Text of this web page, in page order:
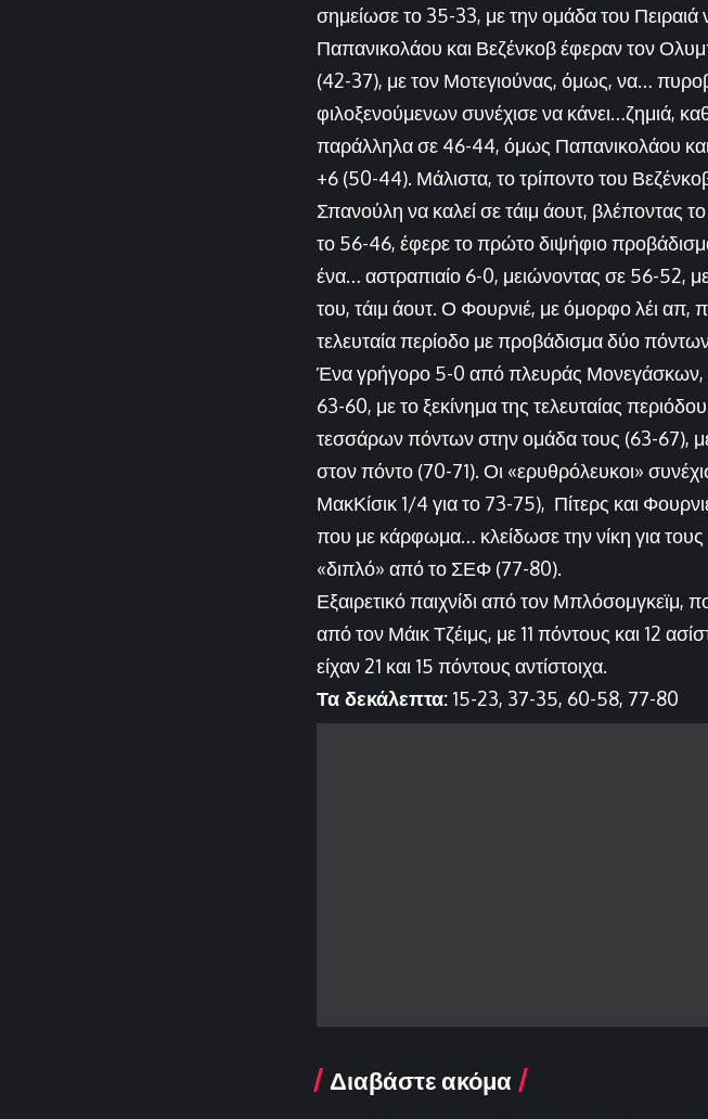
σημείωσε το 35-33, με την ομάδα του Πειραιά
Παπανικολάου και Βεζένκοβ έφεραν τον
(42-37), με τον Μοτεγιούνας, όμως, να…
φιλοξενούμενων συνέχισε να κάνει…ζημιά,
παράλληλα σε 46-44, όμως Παπανικολάου
+6 (50-44). Μάλιστα, το τρίποντο του
Σπανούλη να καλεί σε τάιμ άουτ, βλέποντας
το 56-46, έφερε το πρώτο διψήφιο
ένα… αστραπιαίο 6-0, μειώνοντας σε 56-52,
του, τάιμ άουτ. Ο Φουρνιέ, με όμορφο λέι απ,
τελευταία περίοδο με προβάδισμα δύο
Ένα γρήγορο 5-0 από πλευράς Μονεγάσκων,
63-60, με το ξεκίνημα της τελευταίας
τεσσάρων πόντων στην ομάδα τους (63-67),
στον πόντο (70-71). Οι «ερυθρόλευκοι»
ΜακΚίσικ 1/4 για το 73-75), Πίτερς και
που με κάρφωμα… κλείδωσε την νίκη για
«διπλό» από το ΣΕΦ (77-80).
Εξαιρετικό παιχνίδι από τον
από τον Μάικ Τζέιμς, με 11 πόντους και 12
είχαν 21 και 15 πόντους αντίστοιχα.
Τα δεκάλεπτα: 15-23, 37-35, 60-58, 77-80
Διαβάστε ακόμα